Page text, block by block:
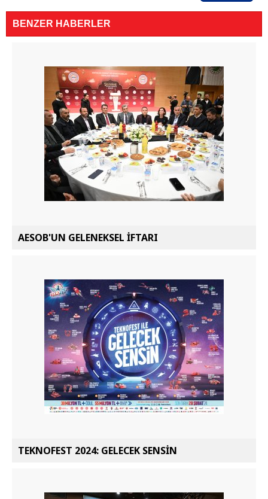
BENZER HABERLER
AESOB'UN GELENEKSEL İFTARI
TEKNOFEST 2024: GELECEK SENSİN